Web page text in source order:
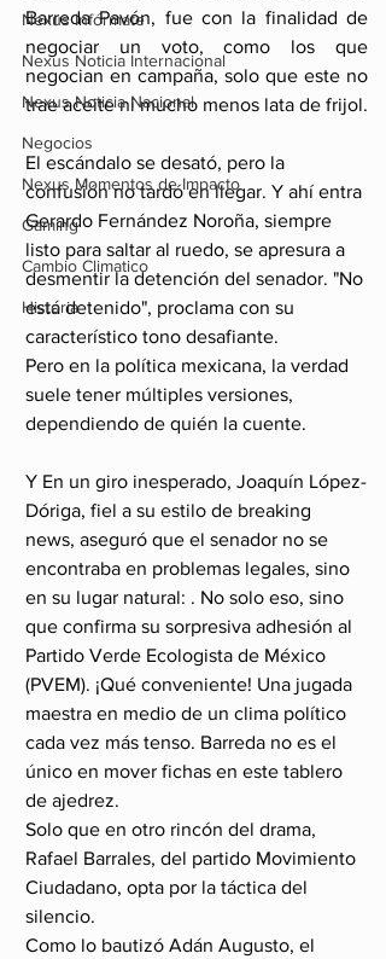
Nexus Infórmate
Nexus Noticia Internacional
Nexus Noticia Nacional
Negocios
Nexus Momentos de Impacto
Gaming
Cambio Climatico
Historia
Barreda Pavón, fue con la finalidad de
negociar un voto, como los que
negocian en campaña, solo que este no
trae aceite ni mucho menos lata de frijol.
El escándalo se desató, pero la
confusión no tardó en llegar. Y ahí entra
Gerardo Fernández Noroña, siempre
listo para saltar al ruedo, se apresura a
desmentir la detención del senador. "No
está detenido", proclama con su
característico tono desafiante.
Pero en la política mexicana, la verdad
suele tener múltiples versiones,
dependiendo de quién la cuente.
Y En un giro inesperado, Joaquín López-
Dóriga, fiel a su estilo de breaking
news, aseguró que el senador no se
encontraba en problemas legales, sino
en su lugar natural: . No solo eso, sino
que confirma su sorpresiva adhesión al
Partido Verde Ecologista de México
(PVEM). ¡Qué conveniente! Una jugada
maestra en medio de un clima político
cada vez más tenso. Barreda no es el
único en mover fichas en este tablero
de ajedrez.
Solo que en otro rincón del drama,
Rafael Barrales, del partido Movimiento
Ciudadano, opta por la táctica del
silencio.
Como lo bautizó Adán Augusto, el